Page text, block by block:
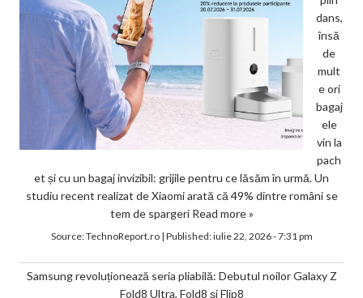
dans,
însă
de
mult
e ori
bagaj
ele
vin la
pach
et și cu un bagaj invizibil: grijile pentru ce lăsăm în urmă. Un
studiu recent realizat de Xiaomi arată că 49% dintre români se
tem de spargeri Read more »
Source:TechnoReport.ro| Published:iulie 22, 2026 - 7:31 pm
Samsung revoluționează seria pliabilă: Debutul noilor Galaxy Z
Fold8 Ultra, Fold8 și Flip8